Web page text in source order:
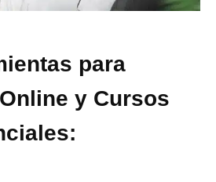
para
y Cursos